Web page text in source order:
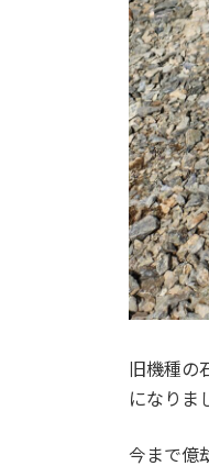
旧機種の
になりま
今まで億